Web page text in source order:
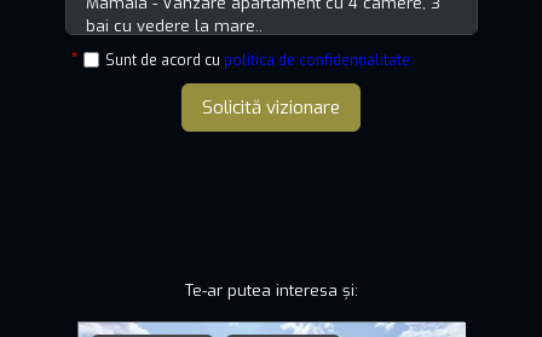
Sunt de acord cu politica de confidențialitate
Solicită vizionare
Te-ar putea interesa și: